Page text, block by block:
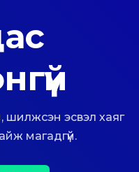
шилжсэн эсвэл хаяг
магадгүй.